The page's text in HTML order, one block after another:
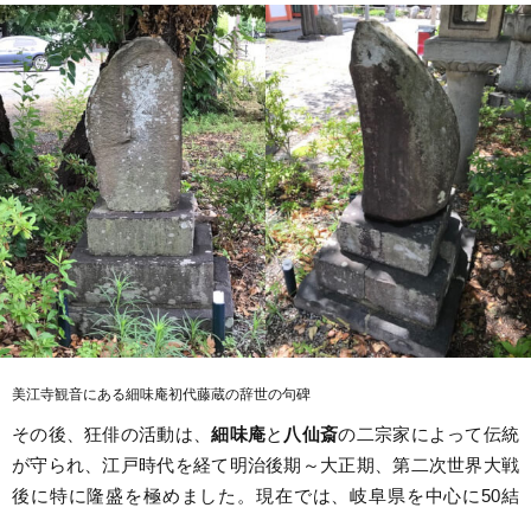
美江寺観音にある細味庵初代藤蔵の辞世の句碑
その後、狂俳の活動は、細味庵と 八仙斎の二宗家によって伝統
が守られ、江戸時代を経て明治後期～大正期、第二次世界大戦
後に特に隆盛を極めました。現在では、岐阜県を中心に50結